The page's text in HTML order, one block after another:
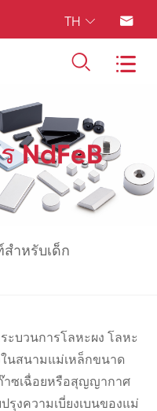
TH  
 
NdFeB
ำหรับเด็ก
ะบวนการโลหะผง โลหะ
นสนามแม่เหล็กขนาด
าซเฉื่อยหรือสุญญากาศ
รุงความเบี่ยงเบนของแม่